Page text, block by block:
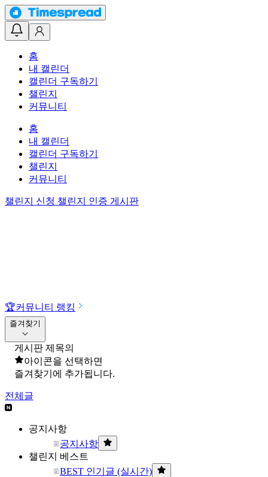
홈
내 캘린더
캘린더 구독하기
챌린지
커뮤니티
홈
내 캘린더
캘린더 구독하기
챌린지
커뮤니티
챌린지 신청 챌린지 인증 게시판
🏆커뮤니티 랭킹
즐겨찾기
게시판 제목의
아이콘을 선택하면
즐겨찾기에 추가됩니다.
전체글
공지사항
공지사항
챌린지 베스트
BEST 인기글 (실시간)